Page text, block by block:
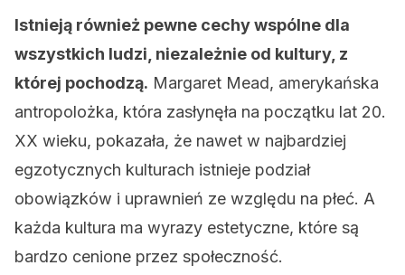
Istnieją również pewne cechy wspólne dla
wszystkich ludzi, niezależnie od kultury, z
której pochodzą. Margaret Mead, amerykańska
antropolożka, która zasłynęła na początku lat 20.
XX wieku, pokazała, że nawet w najbardziej
egzotycznych kulturach istnieje podział
obowiązków i uprawnień ze względu na płeć. A
każda kultura ma wyrazy estetyczne, które są
bardzo cenione przez społeczność.